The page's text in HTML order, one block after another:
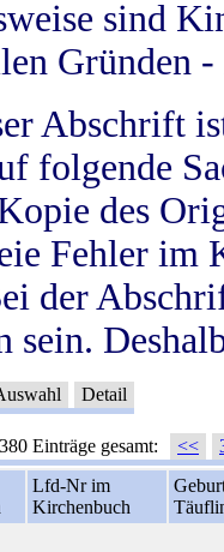
sind
Gründen
Abschrift
folgende
des
Fehler im
der
sein.
Detail
Einträge gesamt: <<
Lfd-Nr im
Kirchenbuch